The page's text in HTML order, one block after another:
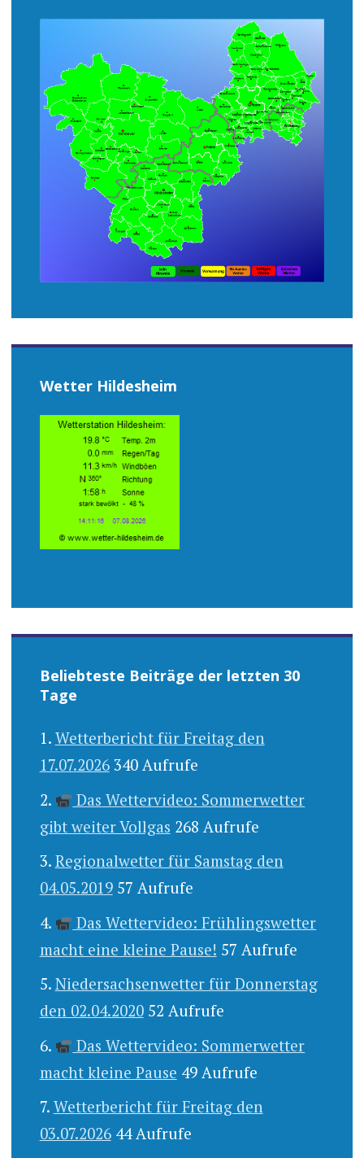
Wetter Hildesheim
Beliebteste Beiträge der letzten 30
Tage
Wetterbericht für Freitag den
17.07.2026 340 Aufrufe
Das Wettervideo: Sommerwetter
gibt weiter Vollgas 268 Aufrufe
Regionalwetter für Samstag den
04.05.2019 57 Aufrufe
Das Wettervideo: Frühlingswetter
macht eine kleine Pause! 57 Aufrufe
Niedersachsenwetter für Donnerstag
den 02.04.2020 52 Aufrufe
Das Wettervideo: Sommerwetter
macht kleine Pause 49 Aufrufe
Wetterbericht für Freitag den
03.07.2026 44 Aufrufe